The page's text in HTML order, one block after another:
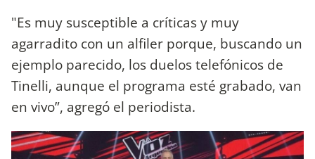
"Es muy susceptible a críticas y muy
agarradito con un alfiler porque, buscando un
ejemplo parecido, los duelos telefónicos de
Tinelli, aunque el programa esté grabado, van
en vivo”, agregó el periodista.